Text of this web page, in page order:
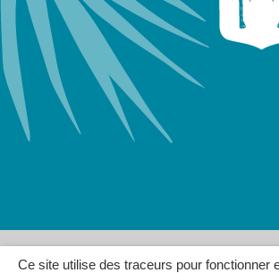
Ce site utilise des traceurs pour fonctionner